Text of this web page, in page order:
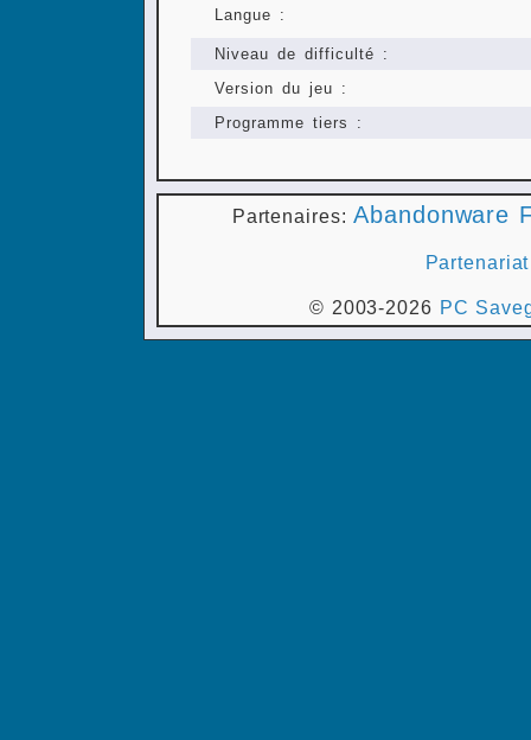
Langue :
Niveau de difficulté :
Version du jeu :
Programme tiers :
Partenaires:Abandonware
Partenariat
© 2003-2026 PC